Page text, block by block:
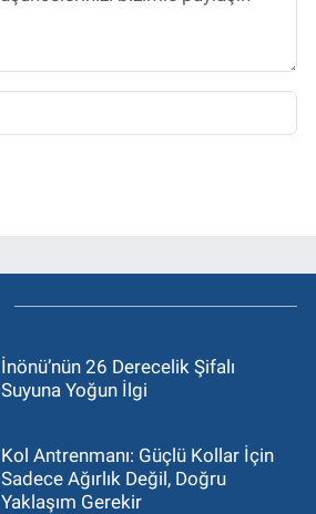
İnönü’nün 26 Derecelik Şifalı
Suyuna Yoğun İlgi
Kol Antrenmanı: Güçlü Kollar İçin
Sadece Ağırlık Değil, Doğru
Yaklaşım Gerekir